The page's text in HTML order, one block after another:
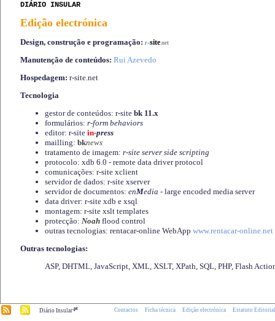
DIÁRIO INSULAR
Edição electrónica
Design, construção e programação: r-site.net
Manutenção de conteúdos: Rui Azevedo
Hospedagem: r-site.net
Tecnologia
gestor de conteúdos: r-site bk 11.x
formulários: r-form behaviors
editor: r-site in-press
mailling: bknews
tratamento de imagem: r-site server side scripting
protocolo: xdb 6.0 - remote data driver protocol
comunicações: r-site xclient
servidor de dados: r-site xserver
servidor de documentos: enMedia - large encoded media server
data driver: r-site xdb e xsql
montagem: r-site xslt templates
protecção: Noah flood control
outras tecnologias: rentacar-online WebApp www.rentacar-online.net
Outras tecnologias:
ASP, DHTML, JavaScript, XML, XSLT, XPath, SQL, PHP, Flash
Diário Insular.pt Contactos Ficha técnica Edição electrónica Estatuto Editorial